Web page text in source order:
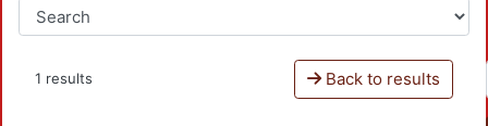
1 results Back to results